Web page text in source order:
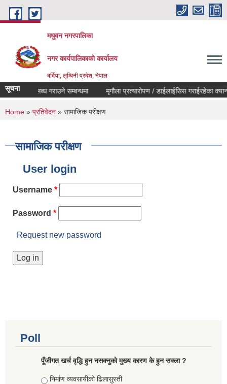
Skip to main content
मधुवन नगरपालिका
नगर कार्यपालिकाको कार्यालय
बर्दिया, लुम्बिनी प्रदेश, नेपाल
सूचना
सुचि उपलब्ध गराउने सम्बन्धमा मृगौला प्रत्यारोपण / डाईलाईसिस गराईरहेका
You are here
Home » प्रतिवेदन » सामाजिक परीक्षण
सामाजिक परीक्षण
User login
Username *
Password *
Request new password
Poll
पूँजीगत खर्च वृद्धि हुन नसक्नुको मुख्य कारण के हुन सक्ला ?
Choices
निर्माण व्यवसायीको ढिलासुस्ती